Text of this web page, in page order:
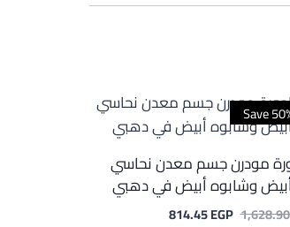
Save
مودرن جسم معدن نحاسي
وشابوه أبيض في دهبي
السعر814.45EGP